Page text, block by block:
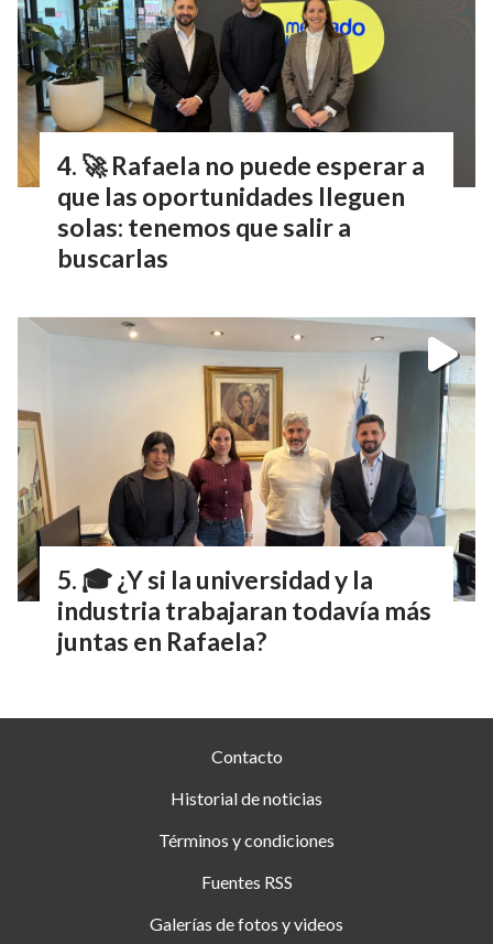
🚀 Rafaela no puede esperar a
que las oportunidades lleguen
solas: tenemos que salir a
buscarlas
🎓 ¿Y si la universidad y la
industria trabajaran todavía más
juntas en Rafaela?
Contacto
Historial de noticias
Términos y condiciones
Fuentes RSS
Galerías de fotos y videos